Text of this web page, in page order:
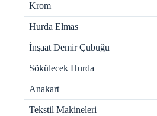
Krom
Hurda Elmas
İnşaat Demir Çubuğu
Sökülecek Hurda
Anakart
Tekstil Makineleri